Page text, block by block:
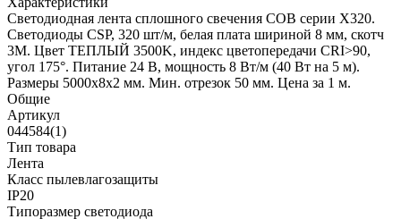
Светодиодная лента сплошного свечения COB серии X320.
Светодиоды CSP, 320 шт/м, белая плата шириной 8 мм, скотч
3M. Цвет ТЕПЛЫЙ 3500K, индекс цветопередачи CRI>90,
угол 175°. Питание 24 В, мощность 8 Вт/м (40 Вт на 5 м).
Размеры 5000х8х2 мм. Мин. отрезок 50 мм. Цена за 1 м.
Общие
Артикул
044584(1)
Тип товара
Лента
Класс пылевлагозащиты
IP20
Типоразмер светодиода